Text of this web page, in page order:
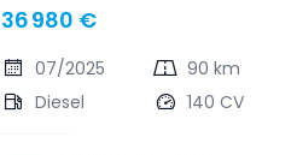
36 980 €
07/2025
90 km
Diesel
140 CV